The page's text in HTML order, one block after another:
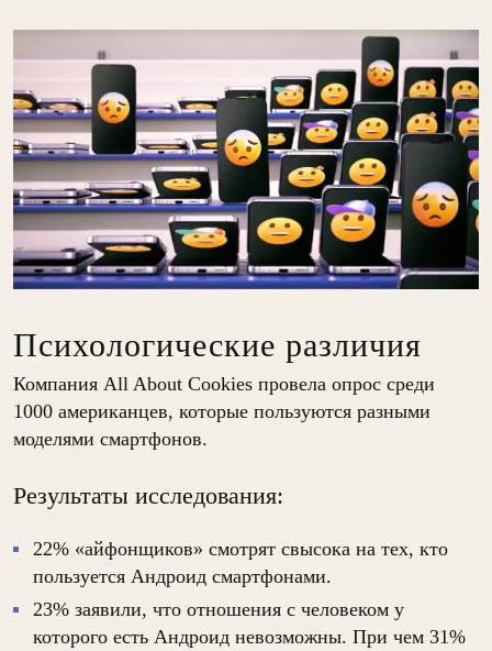
Психологические различия
Компания All About Cookies провела опрос среди
1000 американцев, которые пользуются разными
моделями смартфонов.
Результаты исследования:
22% «айфонщиков» смотрят свысока на тех, кто
пользуется Андроид смартфонами.
23% заявили, что отношения с человеком у
которого есть Андроид невозможны. При чем 31%